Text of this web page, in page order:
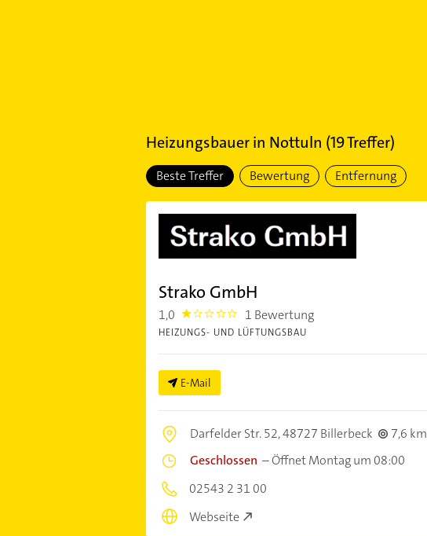
Heizungsbauerin Nottuln (19Treffer)
Beste Treffer Bewertung Entfernung
Strako GmbH
1,0 1.0 1 Bewertung
HEIZUNGS- UND LÜFTUNGSBAU
E-Mail
Darfelder Str. 52,48727 Billerbeck
7,6 km
Geschlossen –Öffnet Montag um 08:00
02543 2 31 00
Webseite